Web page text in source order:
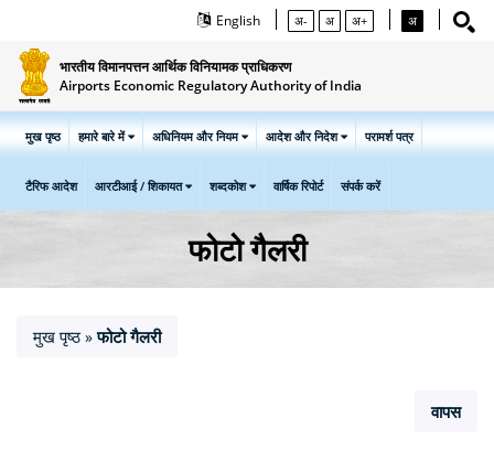
English अ- अ अ+ अ
भारतीय विमानपत्तन आर्थिक विनियामक प्राधिकरण
Airports Economic Regulatory Authority of India
मुख पृष्ठ हमारे बारे में अधिनियम और नियम आदेश और निदेश परामर्श पत्र
टैरिफ आदेश आरटीआई / शिकायत शब्दकोश वार्षिक रिपोर्ट संपर्क करें
फोटो गैलरी
मुख पृष्ठ » फोटो गैलरी
वापस